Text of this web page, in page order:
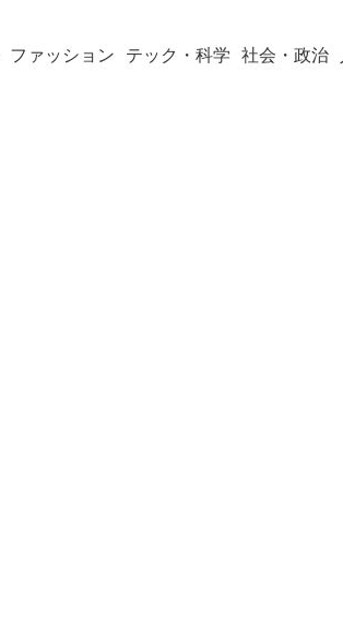
ファッション テック・科学 社会・政治